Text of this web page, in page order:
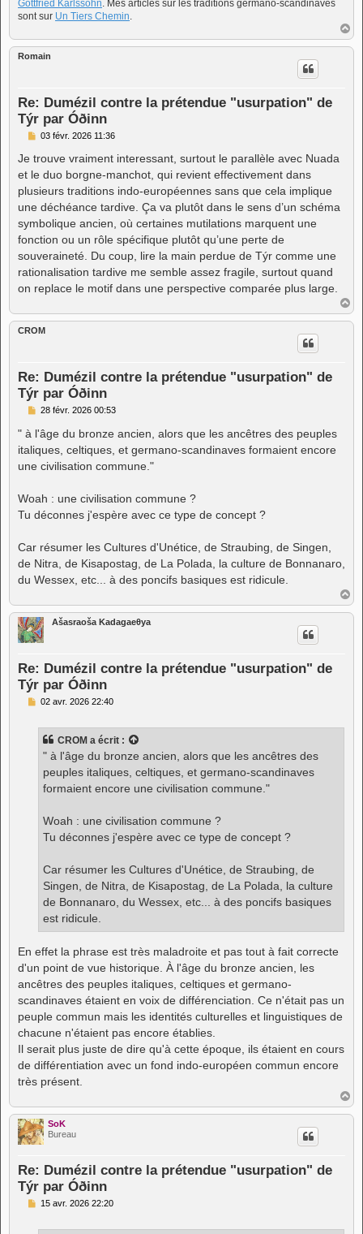
Gottfried Karlssohn. Mes articles sur les traditions germano-scandinaves
sont sur Un Tiers Chemin.
a
u
Romain
Re: Dumézil contre la prétendue "usurpation" de
Týr par Óðinn
M
s
a
g
e
03 févr. 2026 11:36
Je trouve vraiment interessant, surtout le parallèle avec Nuada
et le duo borgne-manchot, qui revient effectivement dans
plusieurs traditions indo-européennes sans que cela implique
une déchéance tardive. Ça va plutôt dans le sens d’un schéma
symbolique ancien, où certaines mutilations marquent une
fonction ou un rôle spécifique plutôt qu’une perte de
souveraineté. Du coup, lire la main perdue de Týr comme une
rationalisation tardive me semble assez fragile, surtout quand
on replace le motif dans une perspective comparée plus large.
a
u
CROM
Re: Dumézil contre la prétendue "usurpation" de
Týr par Óðinn
M
s
a
e
28 févr. 2026 00:53
" à l'âge du bronze ancien, alors que les ancêtres des peuples
italiques, celtiques, et germano-scandinaves formaient encore
une civilisation commune."
Woah : une civilisation commune ?
Tu déconnes j'espère avec ce type de concept ?
Car résumer les Cultures d'Unétice, de Straubing, de Singen,
de Nitra, de Kisapostag, de La Polada, la culture de Bonnanaro,
du Wessex, etc... à des poncifs basiques est ridicule.
a
u
Ašasraoša Kadagaeθya
Re: Dumézil contre la prétendue "usurpation" de
Týr par Óðinn
M
02 avr. 2026 22:40
CROM a écrit :
" à l'âge du bronze ancien, alors que les ancêtres des
peuples italiques, celtiques, et germano-scandinaves
formaient encore une civilisation commune."
Woah : une civilisation commune ?
Tu déconnes j'espère avec ce type de concept ?
Car résumer les Cultures d'Unétice, de Straubing, de
Singen, de Nitra, de Kisapostag, de La Polada, la culture
de Bonnanaro, du Wessex, etc... à des poncifs basiques
est ridicule.
En effet la phrase est très maladroite et pas tout à fait correcte
d'un point de vue historique. À l'âge du bronze ancien, les
ancêtres des peuples italiques, celtiques et germano-
scandinaves étaient en voix de différenciation. Ce n'était pas un
peuple commun mais les identités culturelles et linguistiques de
chacune n'étaient pas encore établies.
Il serait plus juste de dire qu'à cette époque, ils étaient en cours
de différentiation avec un fond indo-européen commun encore
très présent.
a
u
SoK
Bureau
Re: Dumézil contre la prétendue "usurpation" de
Týr par Óðinn
M15 avr. 2026 22:20